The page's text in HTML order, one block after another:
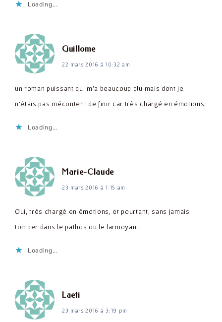
Loading...
Guillomedit :
22 mars 2016 à 10:32 am
un roman puissant qui m'a beaucoup plu mais dont je
n'étais pas mécontent de finir car très chargé en émotions.
Loading...
Marie-Claudedit :
23 mars 2016 à 1:15 am
Oui, très chargé en émotions, et pourtant, sans jamais
tomber dans le pathos ou le larmoyant.
Loading...
Laetidit :
23 mars 2016 à 3:19 pm